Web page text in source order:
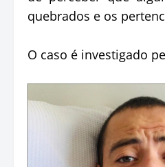
quebrados e os
O caso é investigado